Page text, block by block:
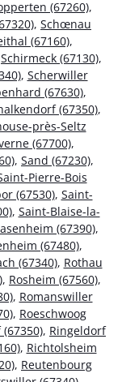
(67260),
, Schœnau
(67160),
Schirmeck (67130),
, Scherwiller
(67630),
(67350),
près-Seltz
(67700),
, Sand (67230),
Pierre-Bois
(67530), Saint-
, Saint-Blaise-la-
(67390),
(67480),
(67340), Rothau
, Rosheim (67560),
, Romanswiller
, Roeschwoog
, Ringeldorf
, Richtolsheim
, Reutenbourg